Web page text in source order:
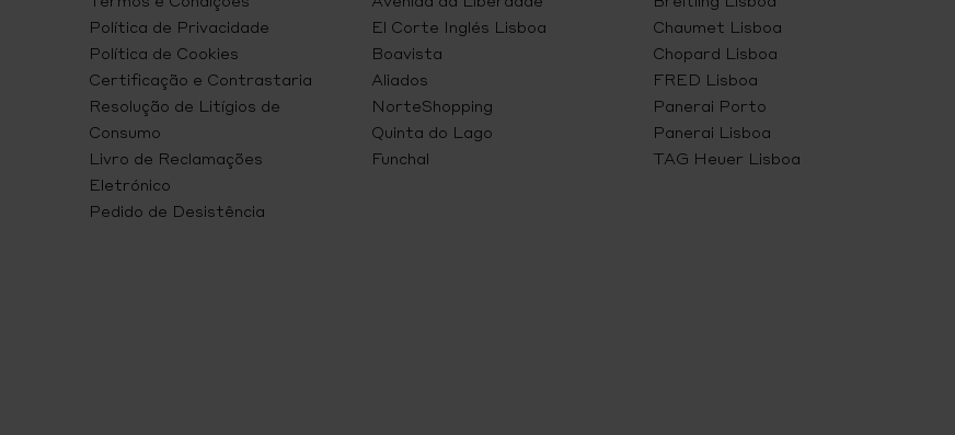
Política de Privacidade
Política de Cookies
Certificação e Contrastaria
Resolução de Litígios de
Consumo
Livro de Reclamações
Eletrónico
Pedido de Desistência
El Corte Inglés Lisboa
Boavista
Aliados
NorteShopping
Quinta do Lago
Funchal
Chaumet Lisboa
Chopard Lisboa
FRED Lisboa
Panerai Porto
Panerai Lisboa
TAG Heuer Lisboa